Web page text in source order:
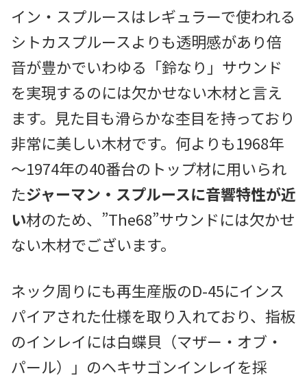
イン・スプルースはレギュラーで使われる
シトカスプルースよりも透明感があり倍
音が豊かでいわゆる「鈴なり」サウンド
を実現するのには欠かせない木材と言え
ます。見た目も滑らかな杢目を持っており
非常に美しい木材です。何よりも1968年
～1974年の40番台のトップ材に用いられ
たジャーマン・スプルースに音響特性が近
い材のため、”The68”サウンドには欠かせ
ない木材でございます。
ネック周りにも再生産版のD-45にインス
パイアされた仕様を取り入れており、指板
のインレイには白蝶貝（マザー・オブ・
パール）」のヘキサゴンインレイを採